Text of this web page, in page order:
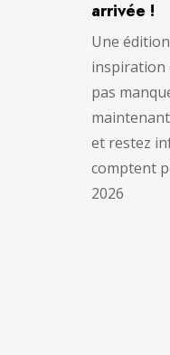
arrivée !
Une
inspiration
pas
et restez
comptent
2026